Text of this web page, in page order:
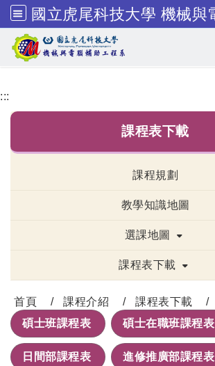
跳到主要內容
:::
課程表下載
課程規劃
教學知識地圖
選課地圖
課程表下載
首頁 課程介紹 課程表下載
碩士班課程表
碩士在職班課程表
日間部課程表 進修推廣部課程表